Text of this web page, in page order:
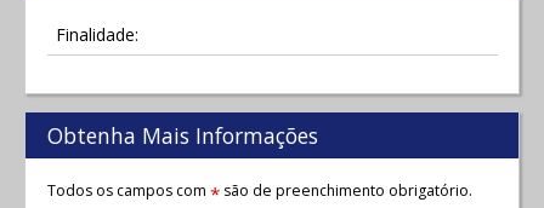
Finalidade:
Obtenha Mais Informações
Todos os campos com *são de preenchimento obrigatório.